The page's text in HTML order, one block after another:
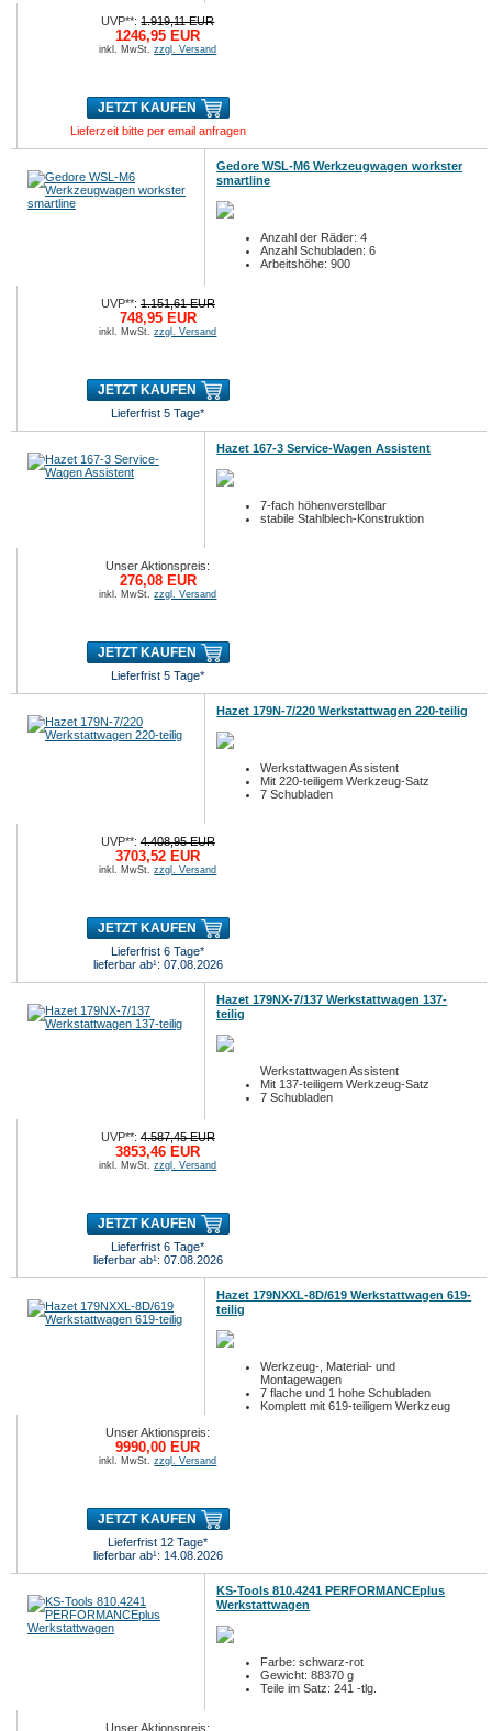
UVP**:1.919,11 EUR
1246,95 EUR
inkl. MwSt.zzgl. Versand
JETZT KAUFEN
Lieferzeit bitte per email anfragen
Gedore WSL-M6 Werkzeugwagen workster
smartline
Anzahl der Räder: 4
Anzahl Schubladen: 6
Arbeitshöhe: 900
UVP**:1.151,61 EUR
748,95 EUR
inkl. MwSt.zzgl. Versand
JETZT KAUFEN
Lieferfrist 5 Tage*
Hazet 167-3 Service-Wagen Assistent
7-fach höhenverstellbar
stabile Stahlblech-Konstruktion
Unser Aktionspreis:
276,08 EUR
inkl. MwSt.zzgl. Versand
JETZT KAUFEN
Lieferfrist 5 Tage*
Hazet 179N-7/220 Werkstattwagen 220-teilig
Werkstattwagen Assistent
Mit 220-teiligem Werkzeug-Satz
7 Schubladen
UVP**:4.408,95 EUR
3703,52 EUR
inkl. MwSt.zzgl. Versand
JETZT KAUFEN
Lieferfrist 6 Tage*
lieferbar ab¹: 07.08.2026
Hazet 179NX-7/137 Werkstattwagen 137-
teilig
Werkstattwagen Assistent
Mit 137-teiligem Werkzeug-Satz
7 Schubladen
UVP**:4.587,45 EUR
3853,46 EUR
inkl. MwSt.zzgl. Versand
JETZT KAUFEN
Lieferfrist 6 Tage*
lieferbar ab¹: 07.08.2026
Hazet 179NXXL-8D/619 Werkstattwagen 619-
teilig
Werkzeug-, Material- und
Montagewagen
7 flache und 1 hohe Schubladen
Komplett mit 619-teiligem Werkzeug
Unser Aktionspreis:
9990,00 EUR
inkl. MwSt.zzgl. Versand
JETZT KAUFEN
Lieferfrist 12 Tage*
lieferbar ab¹: 14.08.2026
KS-Tools 810.4241 PERFORMANCEplus
Werkstattwagen
Farbe: schwarz-rot
Gewicht: 88370 g
Teile im Satz: 241 -tlg.
Unser Aktionspreis: